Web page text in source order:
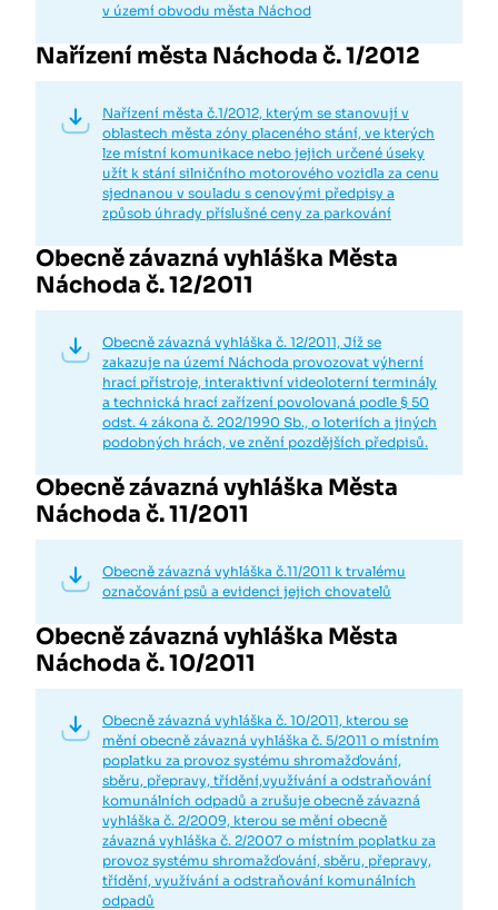
v území obvodu města Náchod
Nařízení města Náchoda č. 1/2012
Nařízení města č.1/2012, kterým se stanovují v
oblastech města zóny placeného stání, ve kterých
lze místní komunikace nebo jejich určené úseky
užít k stání silničního motorového vozidla za cenu
sjednanou v souladu s cenovými předpisy a
způsob úhrady příslušné ceny za parkování
Obecně závazná vyhláška Města
Náchoda č. 12/2011
Obecně závazná vyhláška č. 12/2011, Jíž se
zakazuje na území Náchoda provozovat výherní
hrací přístroje, interaktivní videoloterní terminály
a technická hrací zařízení povolovaná podle § 50
odst. 4 zákona č. 202/1990 Sb., o loteriích a jiných
podobných hrách, ve znění pozdějších předpisů.
Obecně závazná vyhláška Města
Náchoda č. 11/2011
Obecně závazná vyhláška č.11/2011 k trvalému
označování psů a evidenci jejich chovatelů
Obecně závazná vyhláška Města
Náchoda č. 10/2011
Obecně závazná vyhláška č. 10/2011, kterou se
mění obecně závazná vyhláška č. 5/2011 o místním
poplatku za provoz systému shromažďování,
sběru, přepravy, třídění,využívání a odstraňování
komunálních odpadů a zrušuje obecně závazná
vyhláška č. 2/2009, kterou se mění obecně
závazná vyhláška č. 2/2007 o místním poplatku za
provoz systému shromažďování, sběru, přepravy,
třídění, využívání a odstraňování komunálních
odpadů